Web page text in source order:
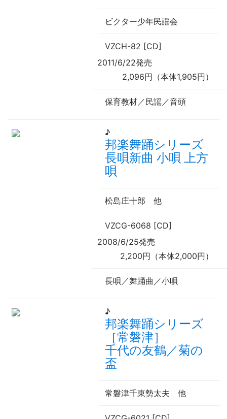
ビクター少年民謡会
VZCH-82 [CD]
2011/6/22発売
2,096円（本体1,905円）
保育教材／民謡／音頭
♪
邦楽舞踊シリーズ
長唄新曲 小唄 上方
唄
松島庄十郎 他
VZCG-6068 [CD]
2008/6/25発売
2,200円（本体2,000円）
長唄／舞踊曲／小唄
♪
邦楽舞踊シリーズ
［常磐津］
千代の友鶴／菊の
盃
常磐津千東勢太夫 他